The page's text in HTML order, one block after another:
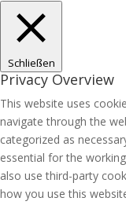
Schließen
Privacy Overview
This website uses
navigate through the
categorized as
essential for the
also use third-party
how you use this